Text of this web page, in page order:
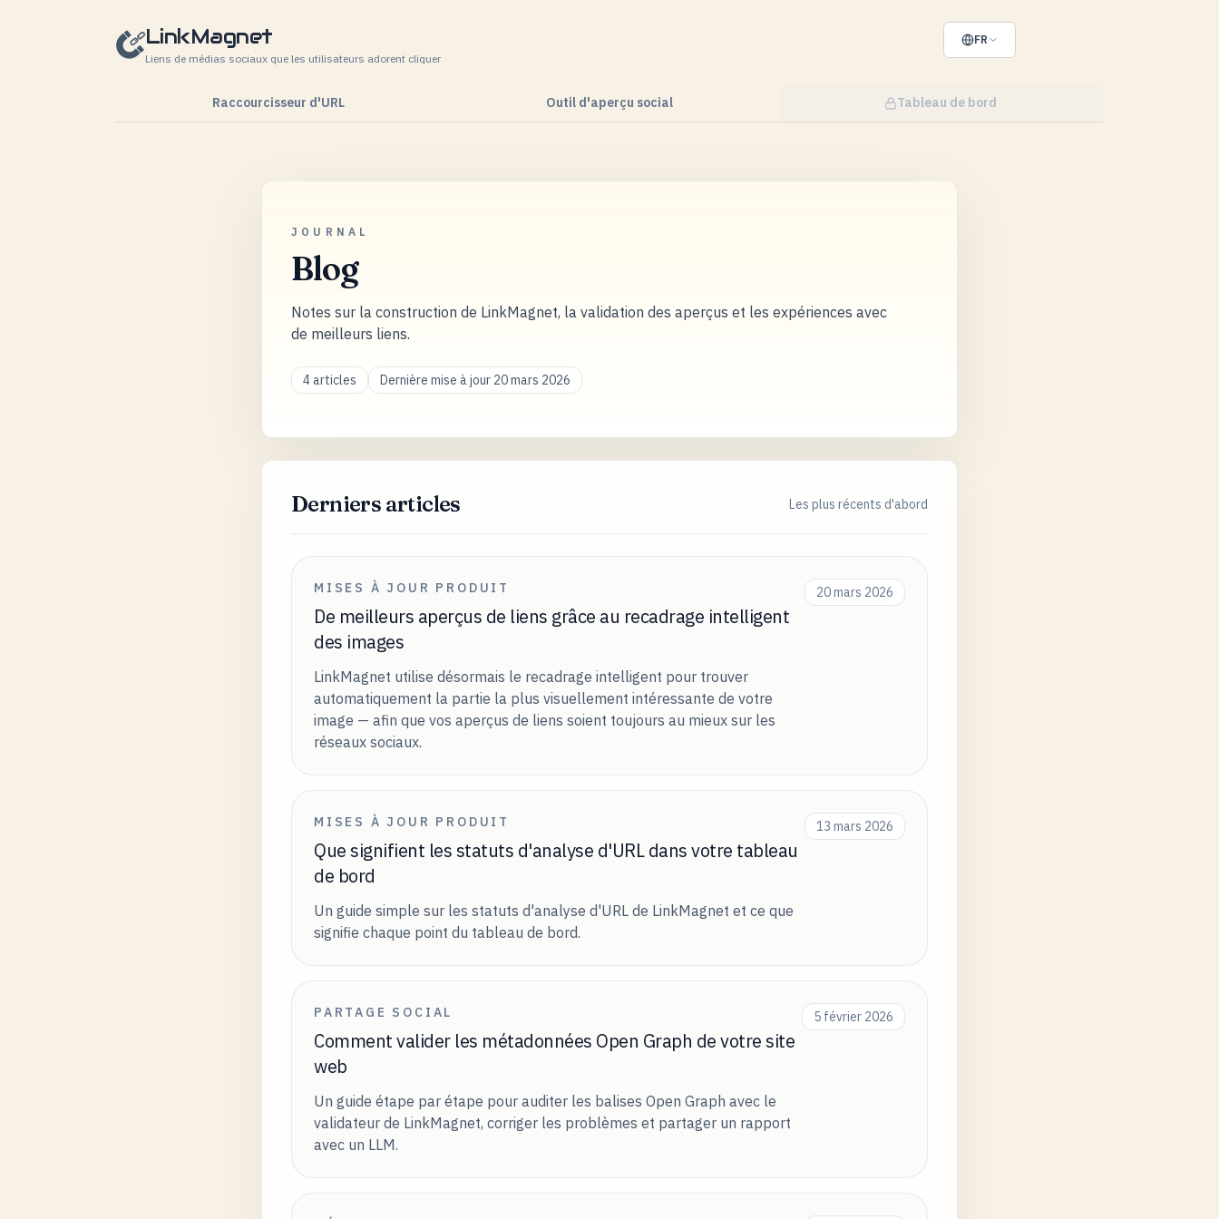
LinkMagnet
Liens de médias sociaux que les utilisateurs adorent cliquer
FR
Raccourcisseur d'URL Outil d'aperçu social Tableau de bord
JOURNAL
Blog
Notes sur la construction de LinkMagnet, la validation des aperçus et les expériences avec
de meilleurs liens.
4 articles Dernière mise à jour 20 mars 2026
Derniers articles Les plus récents d'abord
MISES À JOUR PRODUIT
De meilleurs aperçus de liens grâce au recadrage intelligent
des images
LinkMagnet utilise désormais le recadrage intelligent pour trouver
automatiquement la partie la plus visuellement intéressante de votre
image — afin que vos aperçus de liens soient toujours au mieux sur les
réseaux sociaux.
20 mars 2026
MISES À JOUR PRODUIT
Que signifient les statuts d'analyse d'URL dans votre tableau
de bord
Un guide simple sur les statuts d'analyse d'URL de LinkMagnet et ce que
signifie chaque point du tableau de bord.
13 mars 2026
PARTAGE SOCIAL
Comment valider les métadonnées Open Graph de votre site
web
Un guide étape par étape pour auditer les balises Open Graph avec le
validateur de LinkMagnet, corriger les problèmes et partager un rapport
avec un LLM.
5 février 2026